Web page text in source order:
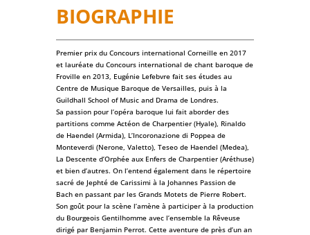
BIOGRAPHIE
Premier prix du Concours international Corneille en 2017
et lauréate du Concours international de chant baroque de
Froville en 2013, Eugénie Lefebvre fait ses études au
Centre de Musique Baroque de Versailles, puis à la
Guildhall School of Music and Drama de Londres.
Sa passion pour l’opéra baroque lui fait aborder des
partitions comme Actéon de Charpentier (Hyale), Rinaldo
de Haendel (Armida), L’Incoronazione di Poppea de
Monteverdi (Nerone, Valetto), Teseo de Haendel (Medea),
La Descente d’Orphée aux Enfers de Charpentier (Aréthuse)
et bien d’autres. On l’entend également dans le répertoire
sacré de Jephté de Carissimi à la Johannes Passion de
Bach en passant par les Grands Motets de Pierre Robert.
Son goût pour la scène l’amène à participer à la production
du Bourgeois Gentilhomme avec l’ensemble la Rêveuse
dirigé par Benjamin Perrot. Cette aventure de près d’un an